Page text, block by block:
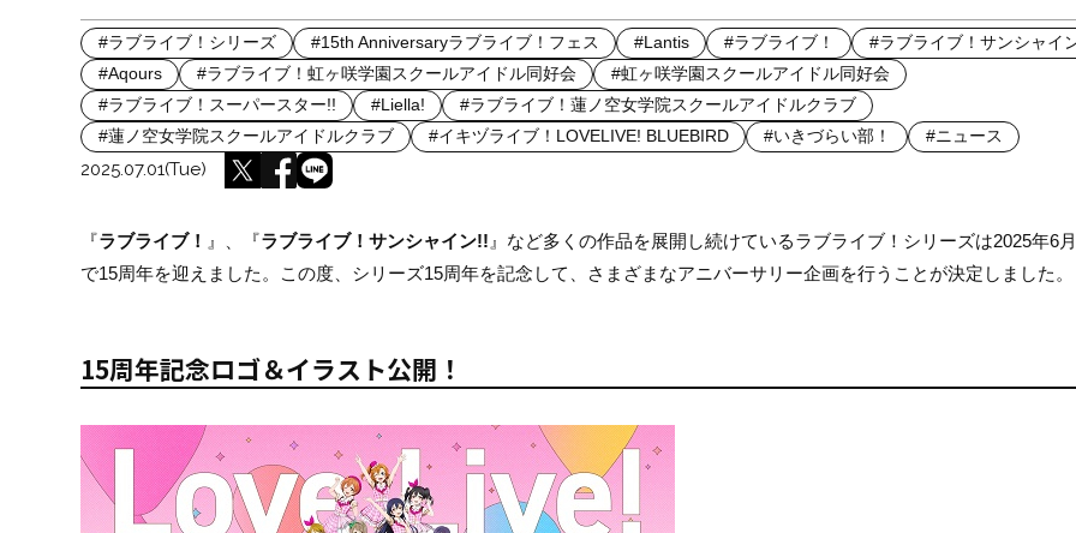
#ラブライブ！シリーズ #15th Anniversaryラブライブ！フェス #Lantis #ラブライブ！
#ラブライブ！サンシャイ
#Aqours
#ラブライブ！虹ヶ咲学園スクールアイドル同好会
#虹ヶ咲学園スクールアイドル同好会
#ラブライブ！スーパースター!!
#Liella!
#ラブライブ！蓮ノ空女学院スクールアイドルクラブ
#蓮ノ空女学院スクールアイドルクラブ
#イキヅライブ！LOVELIVE! BLUEBIRD #いきづらい部！ #ニュース
2025.07.01(Tue)
『ラブライブ！ 』、『ラブライブ！サンシャイン!! 』など多くの作品を展開し続けているラブライブ！シリーズは2025年6
で15周年を迎えました。この度、シリーズ15周年を記念して、さまざまなアニバーサリー企画を行うことが決定しました。
15周年記念ロゴ＆イラスト公開！